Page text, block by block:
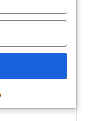
一诺百